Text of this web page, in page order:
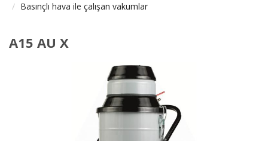
Basınçlı hava ile çalışan vakumlar
A15 AU X